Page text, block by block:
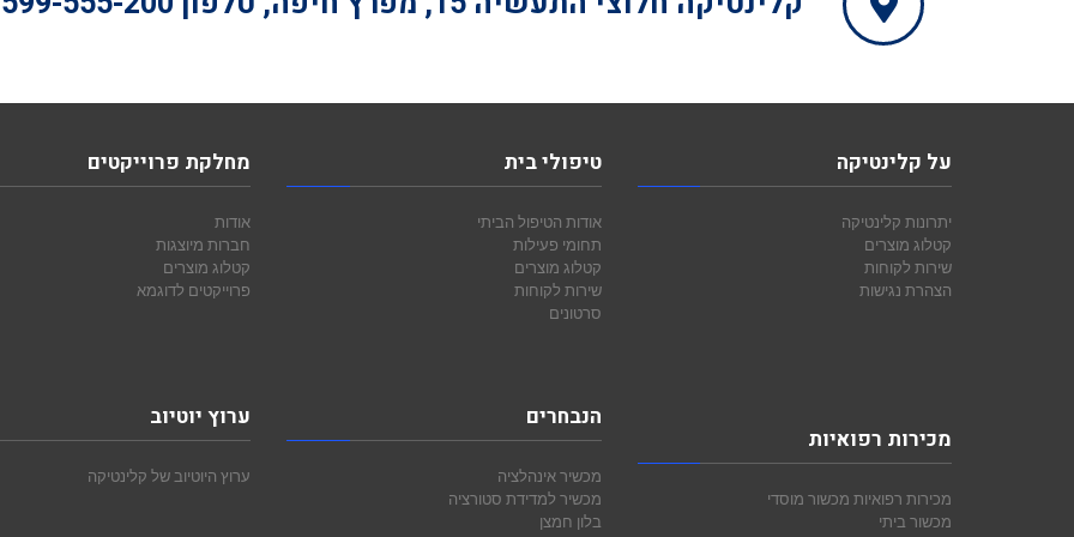
על קלינטיקה
יתרונות קלינטיקה
קטלוג מוצרים
שירות לקוחות
הצהרת נגישות
מכירות רפואיות
מכירות רפואיות מכשור מוסדי
מכשור ביתי
טיפולי בית
אודות הטיפול הביתי
תחומי פעילות
קטלוג מוצרים
שירות לקוחות
סרטונים
הנבחרים
מכשיר אינהלציה
מכשיר למדידת סטורציה
בלון חמצן
מחלקת פרוייקטים
אודות
חברות מיוצגות
קטלוג מוצרים
פרוייקטים לדוגמא
ערוץ יוטיוב
ערוץ היוטיוב של קלינטיקה